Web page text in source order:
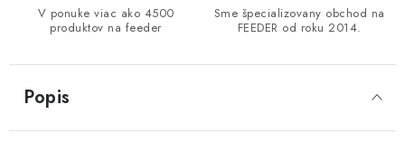
V ponuke viac ako 4500
produktov na feeder
Sme špecializovany obchod na
FEEDER od roku 2014.
Popis